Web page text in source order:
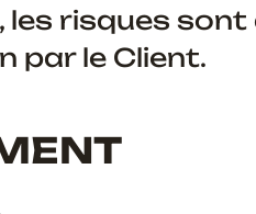
risques sont
par le Client.